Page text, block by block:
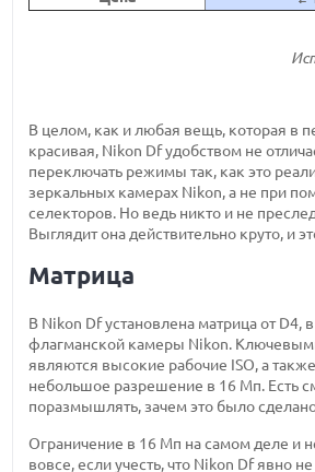
В целом, как и любая вещь, которая в
красивая, Nikon Df удобством не
переключать режимы так, как это
зеркальных камерах Nikon, а не при
селекторов. Но ведь никто и не
Выглядит она действительно круто, и
Матрица
В Nikon Df установлена матрица от
флагманской камеры Nikon.
являются высокие рабочие ISO, а
небольшое разрешение в 16 Мп. Есть
поразмышлять, зачем это было
Ограничение в 16 Мп на самом деле и
вовсе, если учесть, что Nikon Df явно